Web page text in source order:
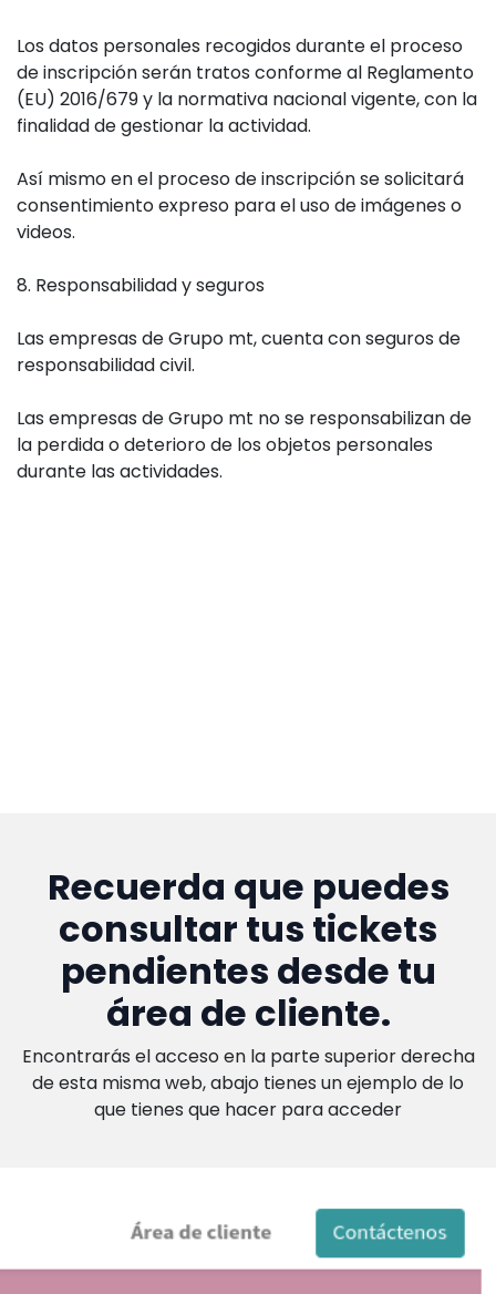
Los datos personales recogidos durante el proceso
de inscripción serán tratos conforme al Reglamento
(EU) 2016/679 y la normativa nacional vigente, con la
finalidad de gestionar la actividad.
Así mismo en el proceso de inscripción se solicitará
consentimiento expreso para el uso de imágenes o
videos.
8. Responsabilidad y seguros
Las empresas de Grupo mt, cuenta con seguros de
responsabilidad civil.
Las empresas de Grupo mt no se responsabilizan de
la perdida o deterioro de los objetos personales
durante las actividades.
Recuerda que puedes
consultar tus tickets
pendientes desde tu
área de cliente.
Encontrarás el acceso en la parte superior derecha
de esta misma web, abajo tienes un ejemplo de lo
que tienes que hacer para acceder